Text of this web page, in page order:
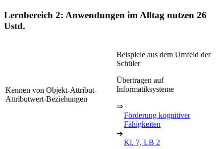
Lernbereich 2: Anwendungen im Alltag nutzen 26
Ustd.
Kennen von Objekt-Attribut-
Attributwert-Beziehungen
Beispiele aus dem Umfeld der
Schüler
Übertragen auf
Informatiksysteme
⇒
Förderung kognitiver
Fähigkeiten
➔
Kl. 7, LB 2